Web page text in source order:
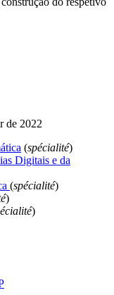
de 2022
(spécialité)
Digitais e da
(spécialité)
)
)